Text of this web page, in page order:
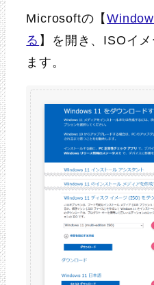
STEP
（
PMOrCPU.reg
STEP
レジストリー
クし、『結合
Microsoftの【
る 】を開き、ISOイ
ます。